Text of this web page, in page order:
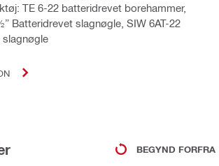
TE 6-22 batteridrevet borehammer,
Batteridrevet slagnøgle, SIW 6AT-22
BEGYND FORFRA